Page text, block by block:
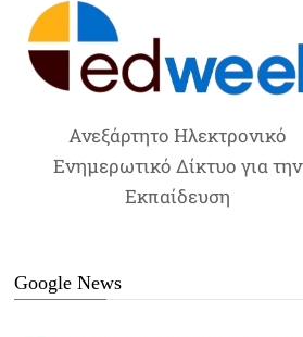
Ανεξάρτητο Ηλεκτρονικό
Ενημερωτικό Δίκτυο για την
Εκπαίδευση
Google News